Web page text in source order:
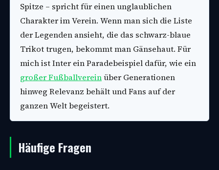
Spitze – spricht für einen unglaublichen
Charakter im Verein. Wenn man sich die Liste
der Legenden ansieht, die das schwarz-blaue
Trikot trugen, bekommt man Gänsehaut. Für
mich ist Inter ein Paradebeispiel dafür, wie ein
großer Fußballvereinüber Generationen
hinweg Relevanz behält und Fans auf der
ganzen Welt begeistert.
Häufige Fragen